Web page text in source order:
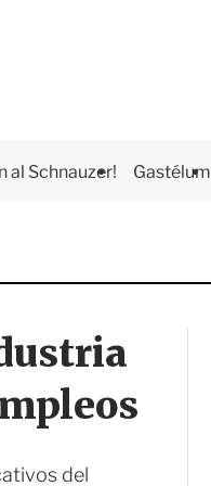
al Schnauzer! Gastélum
del